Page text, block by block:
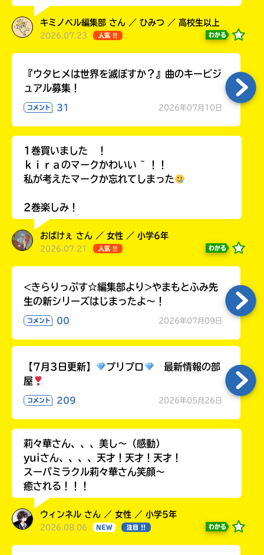
キミノベル編集部 さん ／ ひみつ ／ 高校生以上
2026.07.23 人気 !! わかる
『ウタヒメは世界を滅ぼすか？』曲のキービジ
ュアル募集！
コメント 31 2026年07月10日
1巻買いました ！
ｋｉｒａのマークかわいい ~ ！！
私が考えたマークか忘れてしまった
2巻楽しみ！
おばけぇ さん ／ 女性 ／ 小学6年
2026.07.21 人気 !! わかる
<きらりっぷす☆編集部より>やまもとふみ先
生の新シリーズはじまったよ～！
コメント 00 2026年07月09日
【7月3日更新】 プリプロ
最新情報の部
屋
コメント 209 2026年05月26日
莉々華さん、、、美し〜（感動）
yuiさん、、、、天才！天才！天才！
スーパミラクル莉々華さん笑顔〜
癒される！！！
ウィンネル さん ／ 女性 ／ 小学5年
2026.08.06 NEW 注目 !! わかる